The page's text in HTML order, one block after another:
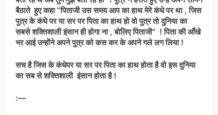
बैठाते हुए कहा “पिताजी उस समय आप का हाथ मेरे कंधे पर था , जिस
पुत्र के कंधे पर या सर पर पिता का हाथ हो वो पुत्र तो दुनिया का
सबसे शक्तिशाली इंसान ही होगा ना , बोलिए पिताजी” ! पिता की आँखे
भर आई उन्होंने अपने पुत्र को कस कर के अपने गले लग लिया !
सच है जिस के कंधेपर या सर पर पिता का हाथ होता है वो इस दुनिया
का सब से शक्तिशाली इंसान होता है !
:—